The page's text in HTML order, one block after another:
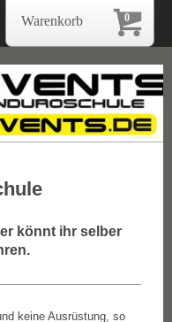
könnt ihr selber
keine Ausrüstung, so
0
Warenkorb